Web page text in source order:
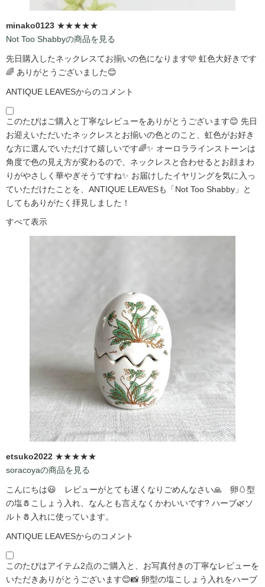
minako0123 ★★★★★
Not Too Shabbyの商品を見る
先日購入したネックレスてお揃いの色になります🩵 虹色大好きです
🌈 ありがとうございました😊
ANTIQUE LEAVESからのコメント
このたびはご購入と丁寧なレビューをありがとうございます😊 先日
お迎えいただいたネックレスとお揃いの色とのこと、虹色がお好き
な方に選んでいただけて嬉しいです🌈✨ オーロララインストーンは
角度で色の見え方が変わるので、ネックレスと合わせるとお顔まわ
りがやさしく華やぎそうですね✨ お届けしたイヤリングを気に入っ
ていただけたことを、ANTIQUE LEAVESも「Not Too Shabby」と
してもありがたく拝見しました！
すべて表示
etsuko2022 ★★★★★
soracoyaの商品を見る
こんにちは😃 レビューがとても遅くなりごめんなさい🙏 卵🥚型
の塩🧂こしょう入れ、なんとも言えなくかわいいです?️ ハーブ🌿ソ
ルト🧂入れに使っています。
ANTIQUE LEAVESからのコメント
このたびはアイテム2点のご購入と、お写真付きの丁寧なレビューを
いただきありがとうございます😊📸 卵型の塩こしょう入れをハーブ